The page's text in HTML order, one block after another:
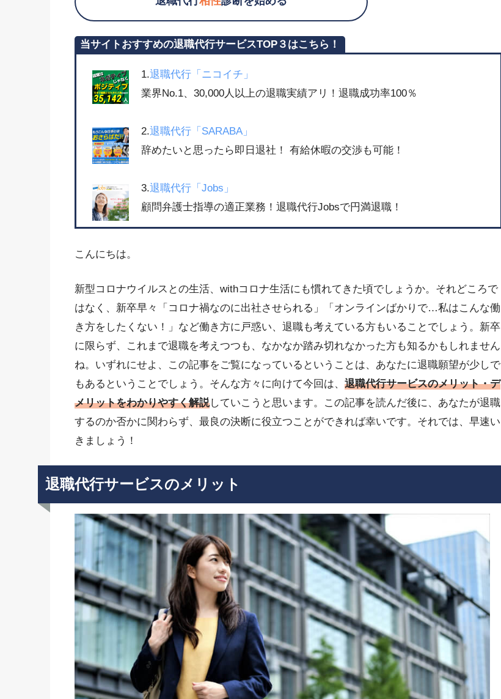
当サイトおすすめの退職代行サービスTOP３はこちら！
1.退職代行「ニコイチ」
業界No.1、30,000人以上の退職実績アリ！退職成功率100％
2.退職代行「SARABA」
辞めたいと思ったら即日退社！ 有給休暇の交渉も可能！
3.退職代行「Jobs」
顧問弁護士指導の適正業務！退職代行Jobsで円満退職！
こんにちは。
新型コロナウイルスとの生活、withコロナ生活にも慣れてきた頃でしょうか。それどころで
はなく、新卒早々「コロナ禍なのに出社させられる」「オンラインばかりで…私はこんな働
き方をしたくない！」など働き方に戸惑い、退職も考えている方もいることでしょう。新卒
に限らず、これまで退職を考えつつも、なかなか踏み切れなかった方も知るかもしれません
ね。いずれにせよ、この記事をご覧になっているということは、あなたに退職願望が少しで
もあるということでしょう。そんな方々に向けて今回は、 退職代行サービスのメリット・デ
メリットをわかりやすく解説していこうと思います。この記事を読んだ後に、あなたが退職
するのか否かに関わらず、最良の決断に役立つことができれば幸いです。それでは、早速い
きましょう！
退職代行サービスのメリット